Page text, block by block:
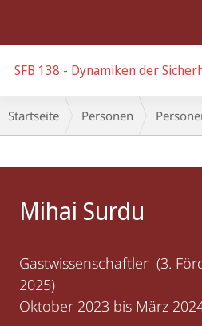
SFB 138 - Dynamiken der
Breadcrumb-
Navigation
Startseite Personen
Mihai Surdu
Gastwissenschaftler (3.
2025)
Oktober 2023 bis März